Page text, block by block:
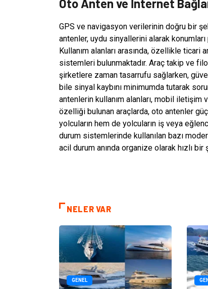
Oto Anten ve İnternet
GPS ve navigasyon verilerinin doğru bir
antenler, uydu sinyallerini alarak konumları
Kullanım alanları arasında, özellikle
sistemleri bulunmaktadır. Araç takip ve
şirketlere zaman tasarrufu sağlarken,
bile sinyal kaybını minimumda tutarak
antenlerin kullanım alanları, mobil
özelliği bulunan araçlarda, oto antenler
yolcuların hem de yolcuların iş veya
durum sistemlerinde kullanılan bazı
acil durum anında organize olarak hızlı
NELER VAR
GENEL